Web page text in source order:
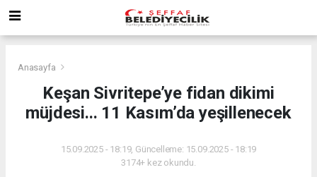
Anasayfa
Keşan Sivritepe’ye fidan dikimi
müjdesi... 11 Kasım’da yeşillenecek
15.09.2025 - 18:19, Güncelleme: 15.09.2025 - 18:19
3174+ kez okundu.